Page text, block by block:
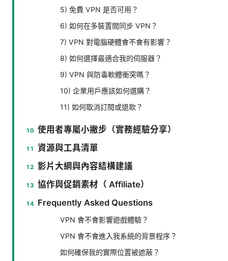
5) 免費 VPN 是否可用？
6) 如何在多裝置間同步 VPN？
7) VPN 對電腦硬體會不會有影響？
8) 如何選擇最適合我的伺服器？
9) VPN 與防毒軟體衝突嗎？
10) 企業用戶應該如何選購？
11) 如何取消訂閱或退款？
使用者專屬小撇步（實務經驗分享）
資源與工具清單
影片大綱與內容結構建議
協作與促銷素材（ Affiliate）
Frequently Asked Questions
VPN 會不會影響遊戲體驗？
VPN 會不會進入我系統的背景程序？
如何確保我的實際位置被遮蔽？